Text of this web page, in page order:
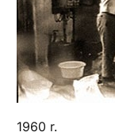
1960 r.